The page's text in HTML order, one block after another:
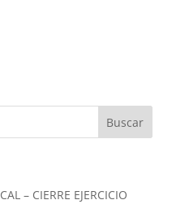
– CIERRE EJERCICIO